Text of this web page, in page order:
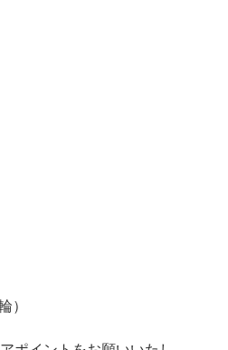
）